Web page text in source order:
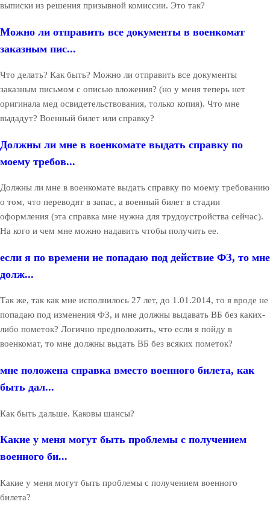
выписки из решения призывной комиссии. Это так?
Можно ли отправить все документы в военкомат
заказным пис...
Что делать? Как быть? Можно ли отправить все документы
заказным письмом с описью вложения? (но у меня теперь нет
оригинала мед освидетельствования, только копия). Что мне
выдадут? Военный билет или справку?
Должны ли мне в военкомате выдать справку по
моему требов...
Должны ли мне в военкомате выдать справку по моему требованию
о том, что переводят в запас, а военный билет в стадии
оформления (эта справка мне нужна для трудоустройства сейчас).
На кого и чем мне можно надавить чтобы получить ее.
если я по времени не попадаю под действие ФЗ, то мне
долж...
Так же, так как мне исполнилось 27 лет, до 1.01.2014, то я вроде не
попадаю под изменения ФЗ, и мне должны выдавать ВБ без каких-
либо пометок? Логично предположить, что если я пойду в
военкомат, то мне должны выдать ВБ без всяких пометок?
мне положена справка вместо военного билета, как
быть дал...
Как быть дальше. Каковы шансы?
Какие у меня могут быть проблемы с получением
военного би...
Какие у меня могут быть проблемы с получением военного
билета?